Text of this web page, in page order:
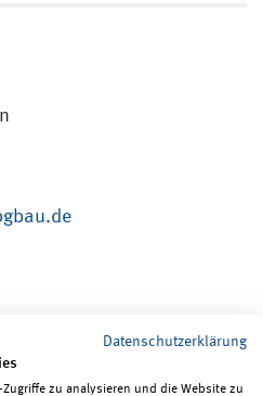
Datenschutzerklärung
zu analysieren und die Website zu